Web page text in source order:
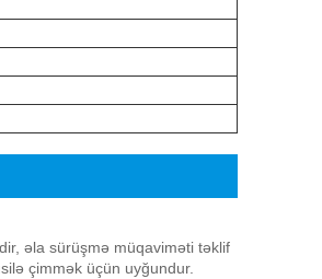
əla sürüşmə müqaviməti təklif
çimmək üçün uyğundur.